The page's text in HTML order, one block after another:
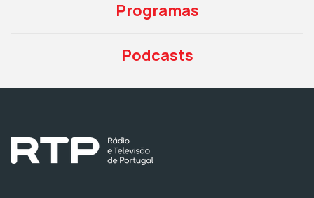
Programas
Podcasts